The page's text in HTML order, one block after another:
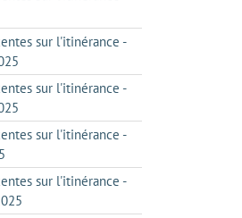
sur l'itinérance -
sur l'itinérance -
sur l'itinérance -
sur l'itinérance -